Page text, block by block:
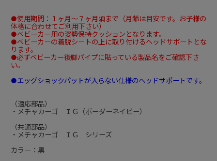
●使用期間：１ヶ月～７ヶ月頃まで（月齢は目安です。お子様の
体格に合わせてご利用下さい）
●ベビーカー用の姿勢保持クッションとなります。
●ベビーカーの着脱シートの上に取り付けるヘッドサポートとな
ります。
●必ずベビーカー後脚パイプに貼っている製品名をご確認下さ
い。
●エッグショックパットが入らない仕様のヘッドサポートです。
（適応部品）
・メチャカーゴ ＩＧ（ボーダーネイビー）
（共通部品）
・メチャカーゴ ＩＧ シリーズ
カラー：黒